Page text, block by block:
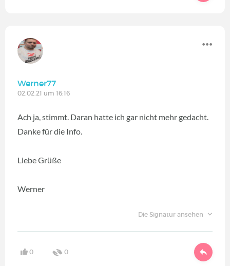
Werner77
02.02.21 um 16:16
Ach ja, stimmt. Daran hatte ich gar nicht mehr gedacht.
Danke für die Info.
Liebe Grüße
Werner
Die Signatur ansehen
0 0